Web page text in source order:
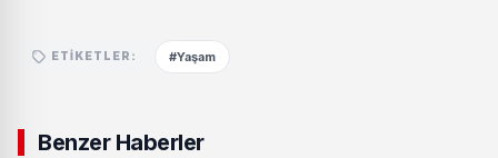
ETIKETLER: #Yaşam
Benzer Haberler